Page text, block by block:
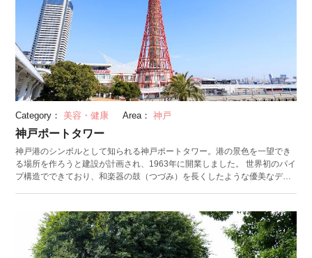
Category： 美容・健康 Area： 神戸
神戸ポートタワー
神戸港のシンボルとして知られる神戸ポートタワー。港の景色を一望でき
る場所を作ろうと建設が計画され、1963年に開業しました。 世界初のパイ
プ構造でできており、和楽器の鼓（つづみ）を長くしたような優美なデザ
録有形文化財にも登録されました。 展望5階層と地上3階層からなり、展望
室からは大阪や淡路島、六甲山まで見渡すことができます。また夜には
7,000個以上のLEDでタワー全体がきらめき、神戸ポートタワーのライトア
ップを外から眺めるのもおすすめです。